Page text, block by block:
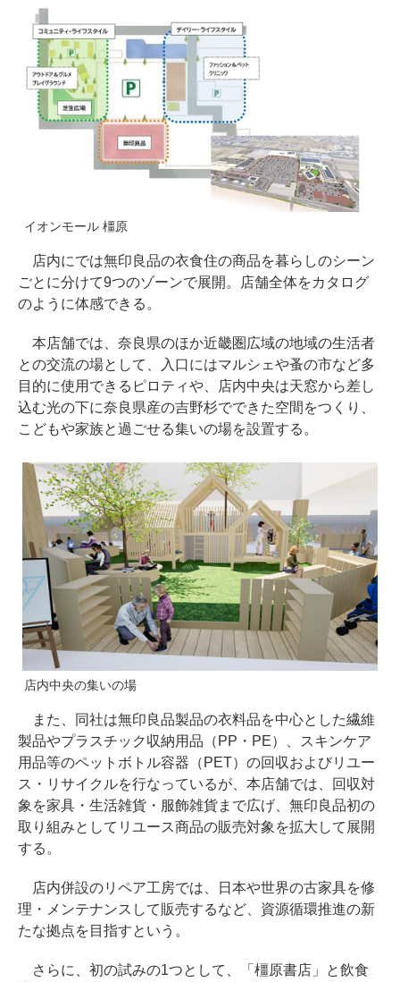
イオンモール 橿原
店内にでは無印良品の衣食住の商品を暮らしのシーン
ごとに分けて9つのゾーンで展開。店舗全体をカタログ
のように体感できる。
本店舗では、奈良県のほか近畿圏広域の地域の生活者
との交流の場として、入口にはマルシェや蚤の市など多
目的に使用できるピロティや、店内中央は天窓から差し
込む光の下に奈良県産の吉野杉でできた空間をつくり、
こどもや家族と過ごせる集いの場を設置する。
店内中央の集いの場
また、同社は無印良品製品の衣料品を中心とした繊維
製品やプラスチック収納用品（PP・PE）、スキンケア
用品等のペットボトル容器（PET）の回収およびリユー
ス・リサイクルを行なっているが、本店舗では、回収対
象を家具・生活雑貨・服飾雑貨まで広げ、無印良品初の
取り組みとしてリユース商品の販売対象を拡大して展開
する。
店内併設のリペア工房では、日本や世界の古家具を修
理・メンテナンスして販売するなど、資源循環推進の新
たな拠点を目指すという。
さらに、初の試みの1つとして、「橿原書店」と飲食